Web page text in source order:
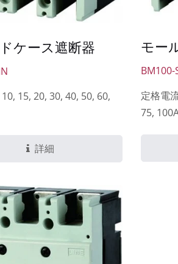
ケース遮断器
15, 20, 30, 40, 50, 60,
詳細
モー
BM100-
定格電
75,